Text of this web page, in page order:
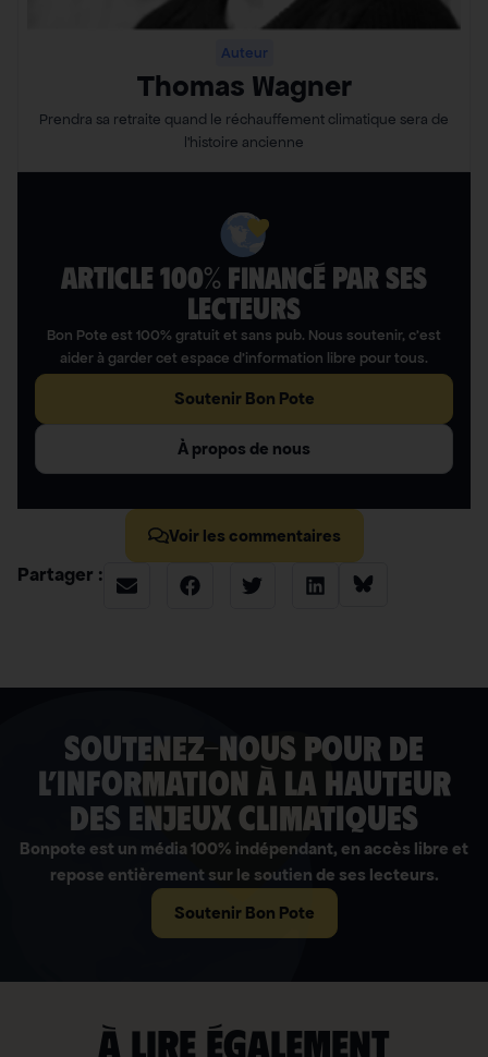
Auteur
Thomas Wagner
Prendra sa retraite quand le réchauffement climatique sera de
l’histoire ancienne
ARTICLE 100% FINANCÉ PAR SES
LECTEURS​
Bon Pote est 100% gratuit et sans pub. Nous soutenir, c’est
aider à garder cet espace d’information libre pour tous.
Soutenir Bon Pote
À propos de nous
Voir les commentaires
Partager :
soutenez-nous pour de
l’information à la hauteur
des enjeux climatiques
Bonpote est un média 100% indépendant, en accès libre et
repose entièrement sur le soutien de ses lecteurs.
Soutenir Bon Pote
À lire également